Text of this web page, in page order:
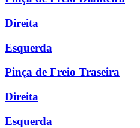
Direita
Esquerda
Pinça de Freio Traseira
Direita
Esquerda